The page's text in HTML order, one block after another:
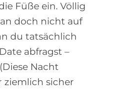
Füße ein. Völlig
doch nicht auf
du tatsächlich
abfragst –
Nacht
ziemlich sicher